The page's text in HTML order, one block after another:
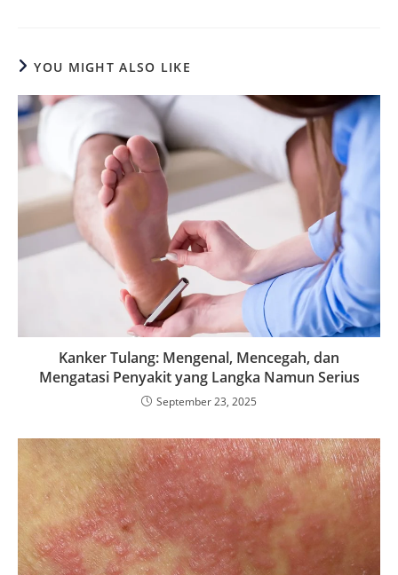
YOU MIGHT ALSO LIKE
Kanker Tulang: Mengenal, Mencegah, dan
Mengatasi Penyakit yang Langka Namun Serius
September 23, 2025